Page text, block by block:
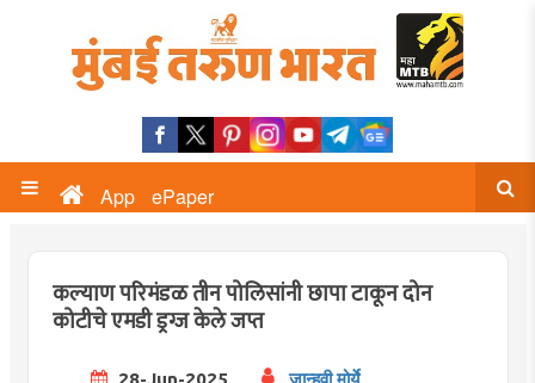
App ePaper
कल्याण परिमंडळ तीन पोलिसांनी छापा टाकून दोन
कोटीचे एमडी ड्रग्ज केले जप्त
28-Jun-2025 जान्हवी मोर्ये